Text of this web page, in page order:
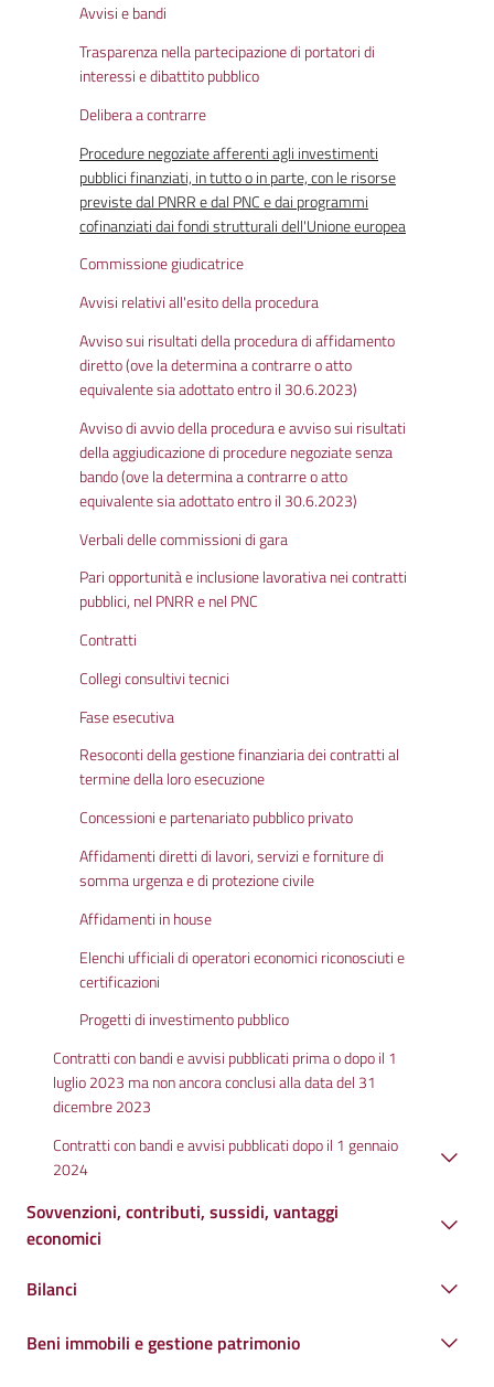
Avvisi e bandi
Trasparenza nella partecipazione di portatori di
interessi e dibattito pubblico
Delibera a contrarre
Procedure negoziate afferenti agli investimenti
pubblici finanziati, in tutto o in parte, con le risorse
previste dal PNRR e dal PNC e dai programmi
cofinanziati dai fondi strutturali dell'Unione europea
Commissione giudicatrice
Avvisi relativi all'esito della procedura
Avviso sui risultati della procedura di affidamento
diretto (ove la determina a contrarre o atto
equivalente sia adottato entro il 30.6.2023)
Avviso di avvio della procedura e avviso sui risultati
della aggiudicazione di procedure negoziate senza
bando (ove la determina a contrarre o atto
equivalente sia adottato entro il 30.6.2023)
Verbali delle commissioni di gara
Pari opportunità e inclusione lavorativa nei contratti
pubblici, nel PNRR e nel PNC
Contratti
Collegi consultivi tecnici
Fase esecutiva
Resoconti della gestione finanziaria dei contratti al
termine della loro esecuzione
Concessioni e partenariato pubblico privato
Affidamenti diretti di lavori, servizi e forniture di
somma urgenza e di protezione civile
Affidamenti in house
Elenchi ufficiali di operatori economici riconosciuti e
certificazioni
Progetti di investimento pubblico
Contratti con bandi e avvisi pubblicati prima o dopo il 1
luglio 2023 ma non ancora conclusi alla data del 31
dicembre 2023
Contratti con bandi e avvisi pubblicati dopo il 1 gennaio
2024
Sovvenzioni, contributi, sussidi, vantaggi
economici
Bilanci
Beni immobili e gestione patrimonio